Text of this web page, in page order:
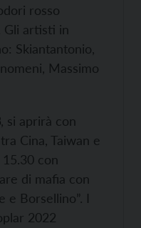
rosso
Gli artisti in
Skiantantonio,
Massimo
, si aprirà con
Cina, Taiwan e
con
di mafia con
e Borsellino”. I
2022